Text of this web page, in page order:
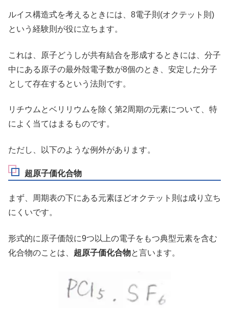
ルイス構造式を考えるときには、8電子則(オクテット則)
という経験則が役に立ちます。
これは、原子どうしが共有結合を形成するときには、分子
中にある原子の最外殻電子数が8個のとき、安定した分子
として存在するという法則です。
リチウムとベリリウムを除く第2周期の元素について、特
によく当てはまるものです。
ただし、以下のような例外があります。
超原子価化合物
まず、周期表の下にある元素ほどオクテット則は成り立ち
にくいです。
形式的に原子価殻に9つ以上の電子をもつ典型元素を含む
化合物のことは、 超原子価化合物と言います。